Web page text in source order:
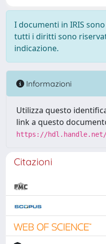
I documenti in IRIS
tutti i diritti sono
indicazione.
Informazioni
Utilizza questo
link a questo
https://hdl.handle.net/
Citazioni